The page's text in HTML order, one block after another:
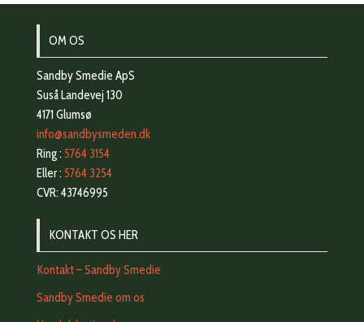
OM OS
Sandby Smedie ApS
Suså Landevej 130
4171 Glumsø
info@sandbysmeden.dk
Ring : 5764 3154
Eller : 5764 3254
CVR: 43746995
KONTAKT OS HER
Kontakt – Sandby Smedie
Sandby Smedie om os